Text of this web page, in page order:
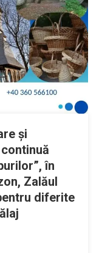
și
în
Zalăul
diferite